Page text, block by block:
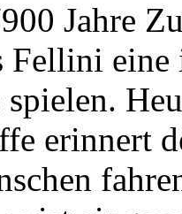
Jahre
Fellini
spielen.
erinnert